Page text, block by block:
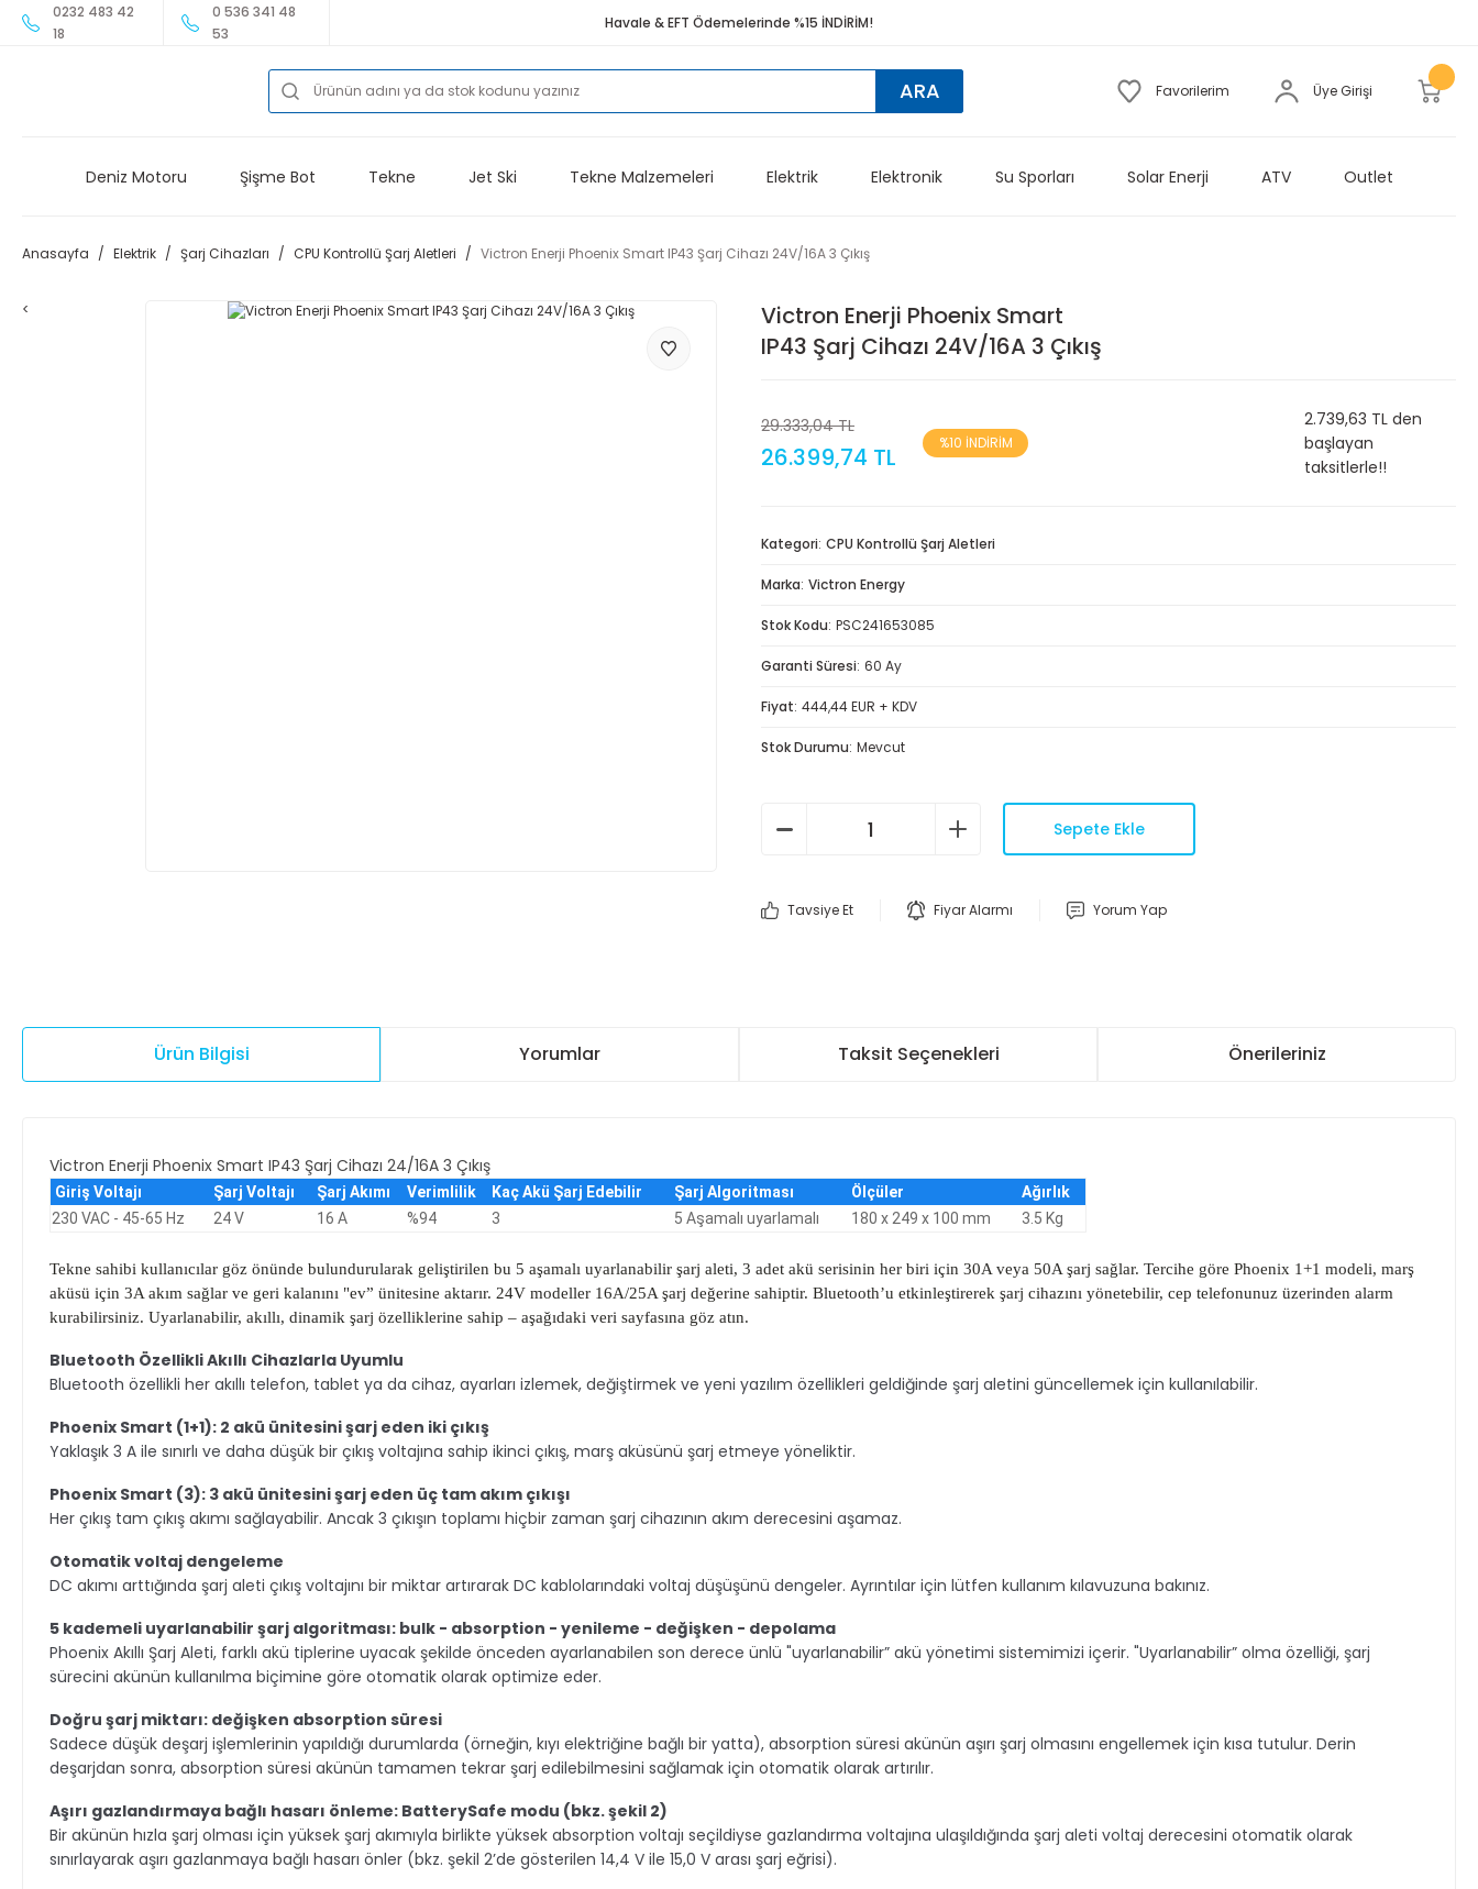
0232 483 42
18
0 536 341 48
53
Havale & EFT Ödemelerinde %15 İNDİRİM!
ARA Favorilerim Üye Girişi
Deniz Motoru Şişme Bot Tekne Jet Ski Tekne Malzemeleri Elektrik Elektronik Su Sporları Solar Enerji ATV Outlet
Anasayfa Elektrik Şarj Cihazları CPU Kontrollü Şarj Aletleri Victron Enerji Phoenix Smart IP43 Şarj Cihazı 24V/16A 3 Çıkış
<
Victron Enerji Phoenix Smart
IP43 Şarj Cihazı 24V/16A 3 Çıkış
29.333,04 TL
26.399,74 TL %10 İNDİRİM
2.739,63 TL den
başlayan
taksitlerle!!
Kategori CPU Kontrollü Şarj Aletleri
Marka Victron Energy
Stok Kodu PSC241653085
Garanti Süresi 60 Ay
Fiyat 444,44 EUR + KDV
Stok Durumu Mevcut
Sepete Ekle
Tavsiye Et Fiyar Alarmı Yorum Yap
Ürün Bilgisi Yorumlar Taksit Seçenekleri Önerileriniz
Victron Enerji Phoenix Smart IP43 Şarj Cihazı 24/16A 3 Çıkış
Giriş Voltajı Şarj Voltajı Şarj Akımı Verimlilik Kaç Akü Şarj Edebilir Şarj Algoritması Ölçüler
Ağırlık
230 VAC - 45-65 Hz
24 V 16 A %94 3 5 Aşamalı uyarlamalı 180 x 249 x 100 mm 3.5 Kg
Tekne sahibi kullanıcılar göz önünde bulundurularak geliştirilen bu 5 aşamalı uyarlanabilir şarj aleti, 3 adet akü serisinin her biri için 30A veya 50A şarj sağlar. Tercihe göre Phoenix 1+1 modeli, marş
aküsü için 3A akım sağlar ve geri kalanını "ev” ünitesine aktarır. 24V modeller 16A/25A şarj değerine sahiptir. Bluetooth’u etkinleştirerek şarj cihazını yönetebilir, cep telefonunuz üzerinden alarm
kurabilirsiniz. Uyarlanabilir, akıllı, dinamik şarj özelliklerine sahip – aşağıdaki veri sayfasına göz atın.
Bluetooth Özellikli Akıllı Cihazlarla Uyumlu
Bluetooth özellikli her akıllı telefon, tablet ya da cihaz, ayarları izlemek, değiştirmek ve yeni yazılım özellikleri geldiğinde şarj aletini güncellemek için kullanılabilir.
Phoenix Smart (1+1): 2 akü ünitesini şarj eden iki çıkış
Yaklaşık 3 A ile sınırlı ve daha düşük bir çıkış voltajına sahip ikinci çıkış, marş aküsünü şarj etmeye yöneliktir.
Phoenix Smart (3): 3 akü ünitesini şarj eden üç tam akım çıkışı
Her çıkış tam çıkış akımı sağlayabilir. Ancak 3 çıkışın toplamı hiçbir zaman şarj cihazının akım derecesini aşamaz.
Otomatik voltaj dengeleme
DC akımı arttığında şarj aleti çıkış voltajını bir miktar artırarak DC kablolarındaki voltaj düşüşünü dengeler. Ayrıntılar için lütfen kullanım kılavuzuna bakınız.
5 kademeli uyarlanabilir şarj algoritması: bulk - absorption - yenileme - değişken - depolama
Phoenix Akıllı Şarj Aleti, farklı akü tiplerine uyacak şekilde önceden ayarlanabilen son derece ünlü "uyarlanabilir” akü yönetimi sistemimizi içerir. "Uyarlanabilir” olma özelliği, şarj
sürecini akünün kullanılma biçimine göre otomatik olarak optimize eder.
Doğru şarj miktarı: değişken absorption süresi
Sadece düşük deşarj işlemlerinin yapıldığı durumlarda (örneğin, kıyı elektriğine bağlı bir yatta), absorption süresi akünün aşırı şarj olmasını engellemek için kısa tutulur. Derin
deşarjdan sonra, absorption süresi akünün tamamen tekrar şarj edilebilmesini sağlamak için otomatik olarak artırılır.
Aşırı gazlandırmaya bağlı hasarı önleme: BatterySafe modu (bkz. şekil 2)
Bir akünün hızla şarj olması için yüksek şarj akımıyla birlikte yüksek absorption voltajı seçildiyse gazlandırma voltajına ulaşıldığında şarj aleti voltaj derecesini otomatik olarak
sınırlayarak aşırı gazlanmaya bağlı hasarı önler (bkz. şekil 2’de gösterilen 14,4 V ile 15,0 V arası şarj eğrisi).